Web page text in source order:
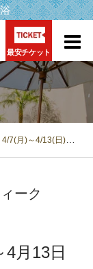
最安チケット
4/7(月)～4/13(日) 塩サウナウィーク
ーク
月13日